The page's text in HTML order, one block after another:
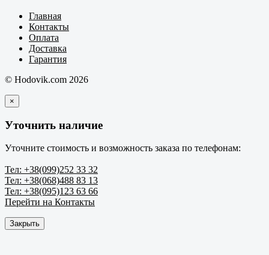
Главная
Контакты
Оплата
Доставка
Гарантия
© Hodovik.com 2026
×
Уточнить наличие
Уточните стоимость и возможность заказа по телефонам:
Тел: +38(099)252 33 32
Тел: +38(068)488 83 13
Тел: +38(095)123 63 66
Перейти на Контакты
Закрыть